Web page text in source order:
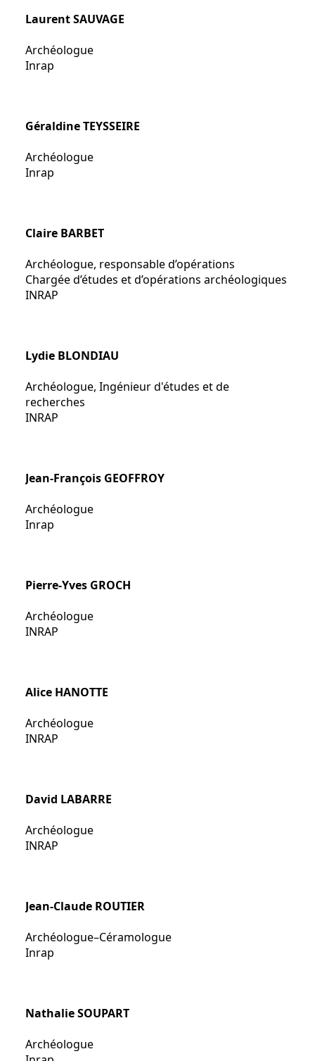
Laurent SAUVAGE
Archéologue
Inrap
Géraldine TEYSSEIRE
Archéologue
Inrap
Claire BARBET
Archéologue, responsable d’opérations
Chargée d’études et d’opérations archéologiques
INRAP
Lydie BLONDIAU
Archéologue, Ingénieur d'études et de
recherches
INRAP
Jean-François GEOFFROY
Archéologue
Inrap
Pierre-Yves GROCH
Archéologue
INRAP
Alice HANOTTE
Archéologue
INRAP
David LABARRE
Archéologue
INRAP
Jean-Claude ROUTIER
Archéologue–Céramologue
Inrap
Nathalie SOUPART
Archéologue